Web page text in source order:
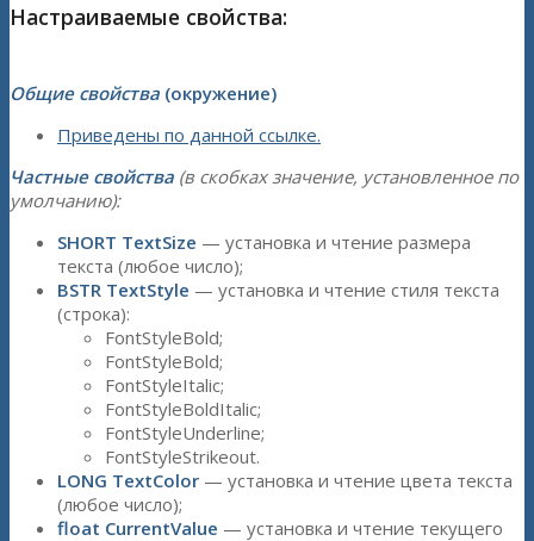
Настраиваемые свойства:
Общие свойства (окружение)
Приведены по данной ссылке.
Частные свойства (в скобках значение, установленное по
умолчанию):
SHORT TextSize — установка и чтение размера
текста (любое число);
BSTR TextStyle — установка и чтение стиля текста
(строка):
FontStyleBold;
FontStyleBold;
FontStyleItalic;
FontStyleBoldItalic;
FontStyleUnderline;
FontStyleStrikeout.
LONG TextColor — установка и чтение цвета текста
(любое число);
float CurrentValue — установка и чтение текущего